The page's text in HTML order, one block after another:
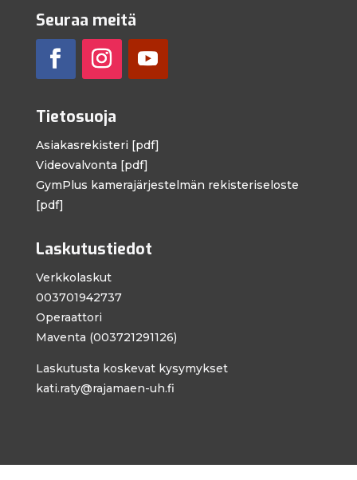
Seuraa meitä
Tietosuoja
Asiakasrekisteri [pdf]
Videovalvonta [pdf]
GymPlus kamera­järjestelmän rekisteri­seloste
[pdf]
Laskutustiedot
Verkkolaskut
003701942737
Operaattori
Maventa (003721291126)
Laskutusta koskevat kysymykset
kati.raty@rajamaen-uh.fi